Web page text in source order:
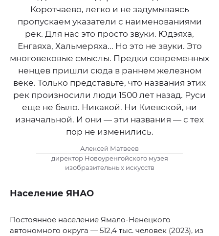
Коротчаево, легко и не задумываясь
пропускаем указатели с наименованиями
рек. Для нас это просто звуки. Юдэяха,
Енгаяха, Хальмеряха... Но это не звуки. Это
многовековые смыслы. Предки современных
ненцев пришли сюда в раннем железном
веке. Только представьте, что названия этих
рек произносили люди 1500 лет назад. Руси
еще не было. Никакой. Ни Киевской, ни
изначальной. И они — эти названия — с тех
пор не изменились.
Алексей Матвеев
директор Новоуренгойского музея
изобразительных искусств
Население ЯНАО
Постоянное население Ямало-Ненецкого
автономного округа — 512,4 тыс. человек (2023), из